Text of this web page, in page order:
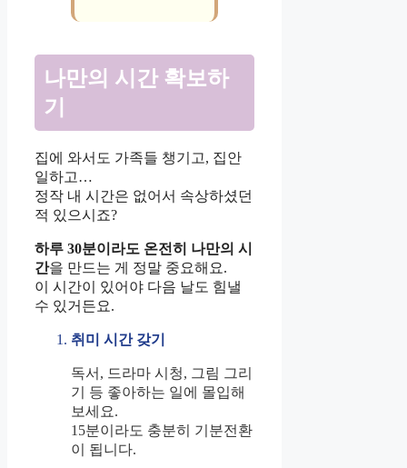
나만의 시간 확보하
기
집에 와서도 가족들 챙기고, 집안
일하고…
정작 내 시간은 없어서 속상하셨던
적 있으시죠?
하루 30분이라도 온전히 나만의 시
간을 만드는 게 정말 중요해요.
이 시간이 있어야 다음 날도 힘낼
수 있거든요.
취미 시간 갖기
독서, 드라마 시청, 그림 그리
기 등 좋아하는 일에 몰입해
보세요.
15분이라도 충분히 기분전환
이 됩니다.